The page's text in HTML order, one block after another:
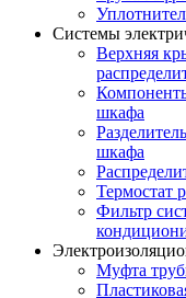
Системы
Верхняя
шкафа
шкафа
Термостат
Фильтр
Муфта